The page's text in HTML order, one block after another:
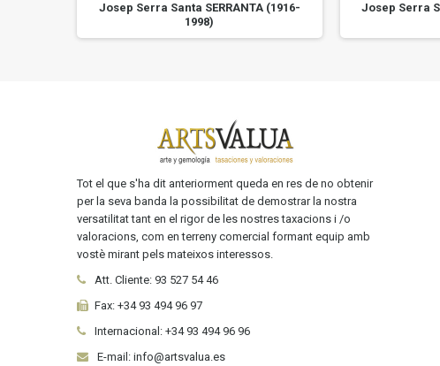
Josep Serra Santa SERRANTA (1916-
1998)
Josep Serra
Tot el que s'ha dit anteriorment queda en res de no obtenir
per la seva banda la possibilitat de demostrar la nostra
versatilitat tant en el rigor de les nostres taxacions i /o
valoracions, com en terreny comercial formant equip amb
vostè mirant pels mateixos interessos.
Att. Cliente: 93 527 54 46
Fax: +34 93 494 96 97
Internacional: +34 93 494 96 96
E-mail: info@artsvalua.es